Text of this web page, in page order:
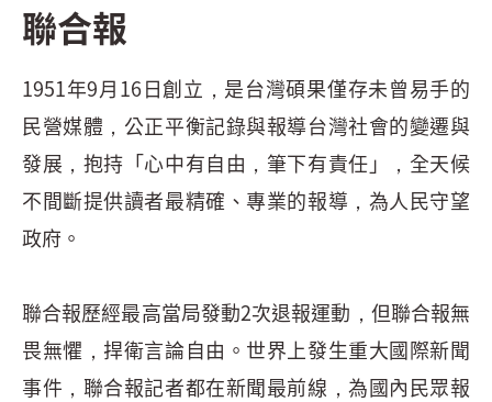
聯合報
1951年9月16日創立，是台灣碩果僅存未曾易手的
民營媒體，公正平衡記錄與報導台灣社會的變遷與
發展，抱持「心中有自由，筆下有責任」，全天候
不間斷提供讀者最精確、專業的報導，為人民守望
政府。
聯合報歷經最高當局發動2次退報運動，但聯合報無
畏無懼，捍衛言論自由。世界上發生重大國際新聞
事件，聯合報記者都在新聞最前線，為國內民眾報